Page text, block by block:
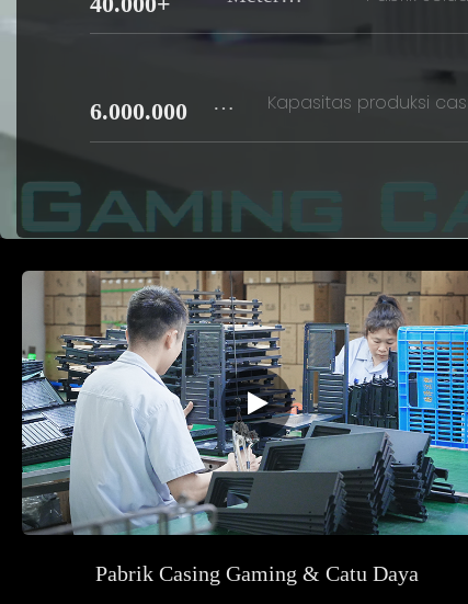
Persegi
6.000.000
Se
T
Kapasitas produksi
Pabrik Casing Gaming & Catu Daya